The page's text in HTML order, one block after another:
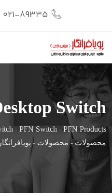
محتوا
021-89335
Switch
- PFN Switch - PFN Products
محصولات - محصولات - پویافرانگار